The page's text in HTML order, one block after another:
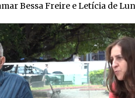
Bessa Freire e Letícia de